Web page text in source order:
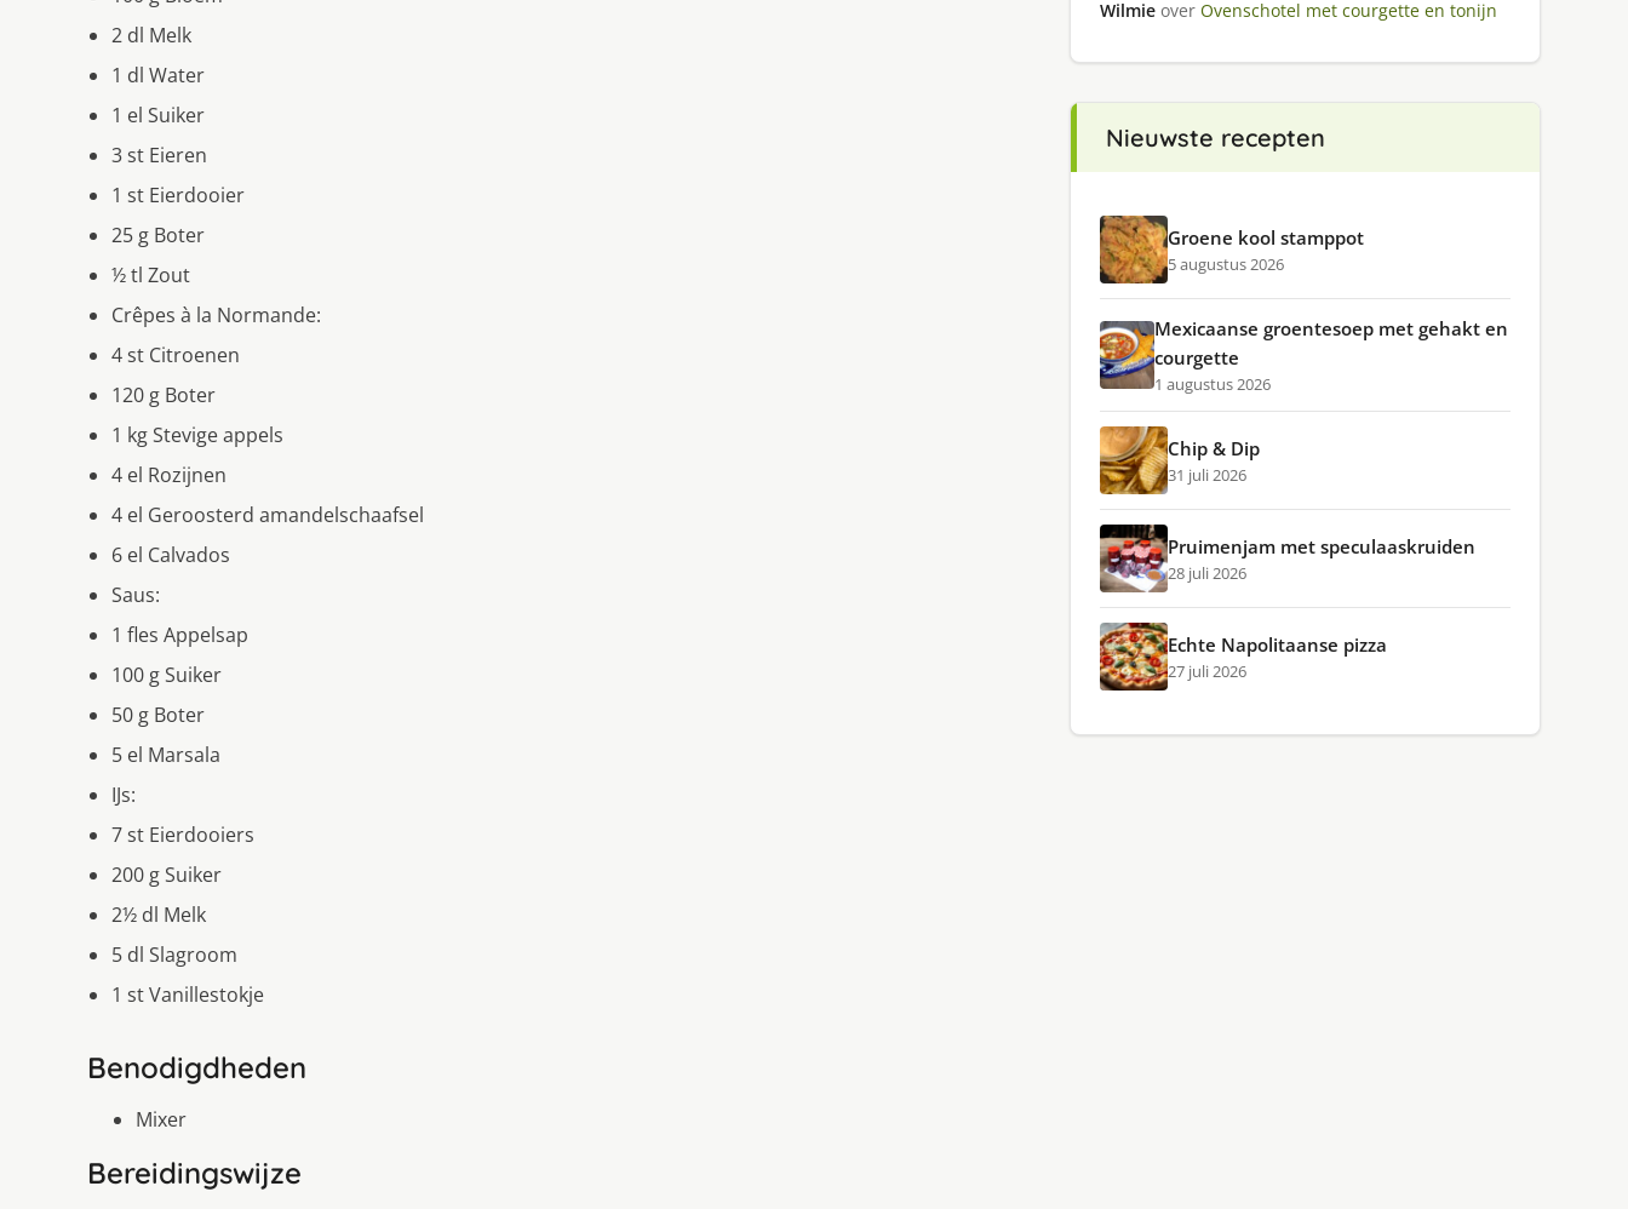
2 dl Melk
1 dl Water
1 el Suiker
3 st Eieren
1 st Eierdooier
25 g Boter
½ tl Zout
Crêpes à la Normande:
4 st Citroenen
120 g Boter
1 kg Stevige appels
4 el Rozijnen
4 el Geroosterd amandelschaafsel
6 el Calvados
Saus:
1 fles Appelsap
100 g Suiker
50 g Boter
5 el Marsala
IJs:
7 st Eierdooiers
200 g Suiker
2½ dl Melk
5 dl Slagroom
1 st Vanillestokje
Benodigdheden
Mixer
Bereidingswijze
Wilmie over Ovenschotel met courgette en tonijn
Nieuwste recepten
Groene kool stamppot
5 augustus 2026
Mexicaanse groentesoep met gehakt en
courgette
1 augustus 2026
Chip & Dip
31 juli 2026
Pruimenjam met speculaaskruiden
28 juli 2026
Echte Napolitaanse pizza
27 juli 2026